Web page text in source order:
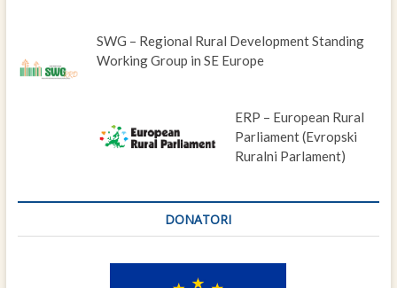
SWG – Regional Rural Development Standing
Working Group in SE Europe
ERP – European Rural
Parliament (Evropski
Ruralni Parlament)
DONATORI